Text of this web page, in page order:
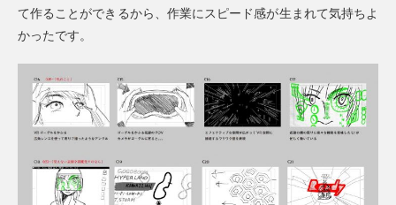
て作ることができるから、作業にスピード感が生まれて気持ちよ
かったです。